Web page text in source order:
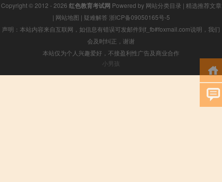
Copyright © 2012 - 2026 红色教育考试网 Powered by 网站分类目录 | 精选推荐文章
| 网站地图 | 疑难解答 浙ICP备09050165号-5
声明：本站内容来自互联网，如信息有错误可发邮件到f_fb#foxmail.com说明，我们
会及时纠正，谢谢
本站仅为个人兴趣爱好，不接盈利性广告及商业合作
小男孩